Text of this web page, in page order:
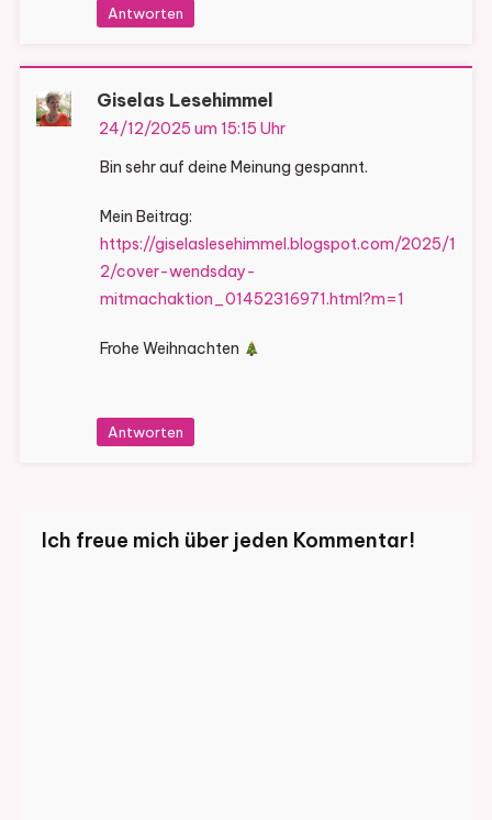
Antworten
Giselas Lesehimmel
24/12/2025 um 15:15 Uhr
Bin sehr auf deine Meinung gespannt.
Mein Beitrag:
https://giselaslesehimmel.blogspot.com/2025/1
2/cover-wendsday-
mitmachaktion_01452316971.html?m=1
Frohe Weihnachten
Antworten
Ich freue mich über jeden Kommentar!